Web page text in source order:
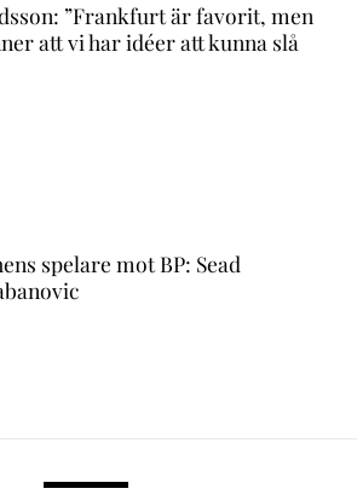
”Frankfurt är favorit, men
att vi har idéer att kunna slå
spelare mot BP: Sead